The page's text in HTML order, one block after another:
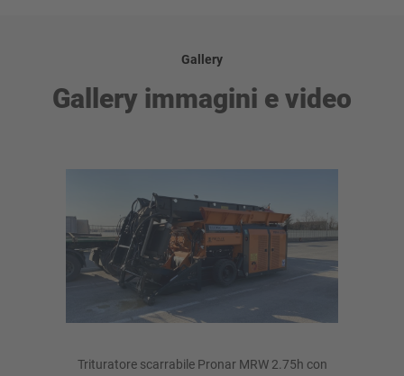
Gallery
Gallery immagini e video
Trituratore scarrabile Pronar MRW 2.75h con